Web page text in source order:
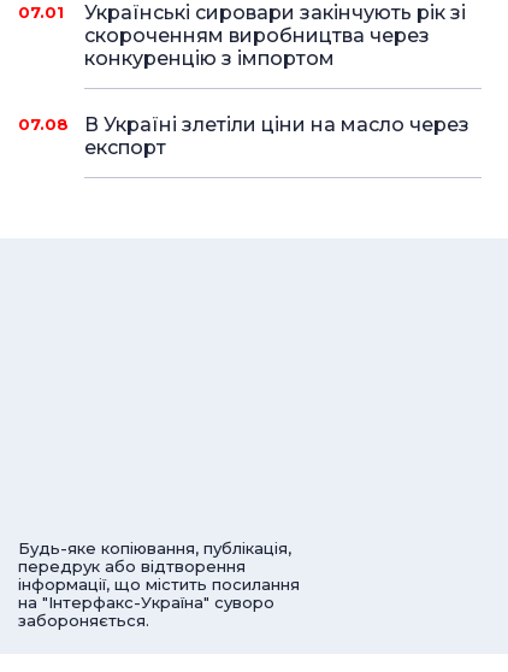
07.01
Українські сировари закінчують рік зі
скороченням виробництва через
конкуренцію з імпортом
07.08
В Україні злетіли ціни на масло через
експорт
Будь-яке копіювання, публікація,
передрук або відтворення
інформації, що містить посилання
на "Інтерфакс-Україна" суворо
забороняється.